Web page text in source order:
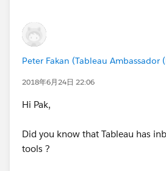
Peter Fakan (Tableau
2018年6月24日 22:06
Hi Pak,
Did you know that Tableau has
tools ?